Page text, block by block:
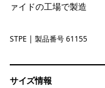
ァイドの工場で製造
Shroom Taupe
STPE | 製品番号 61155
サイズ情報